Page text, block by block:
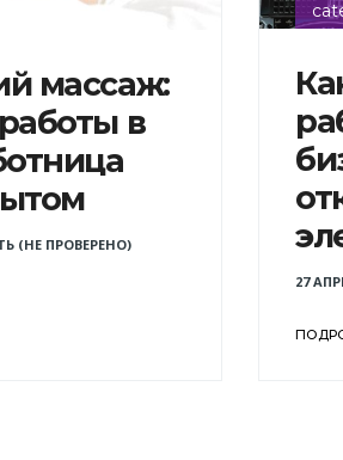
массаж:
в
(НЕ ПРОВЕРЕНО)
27